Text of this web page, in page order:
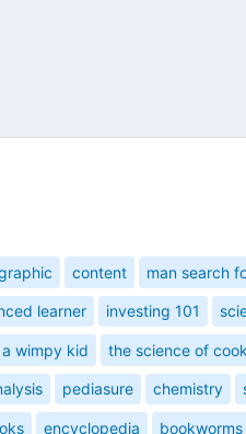
content man search
learner investing 101
wimpy kid the science of
pediasure chemistry
encyclopedia